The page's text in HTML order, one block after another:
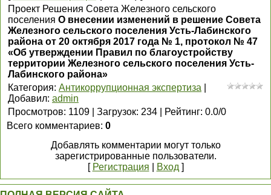
Проект Решения Совета Железного сельского
поселения О внесении изменений в решение Совета
Железного сельского поселения Усть-Лабинского
района от 20 октября 2017 года № 1, протокол № 47
«Об утверждении Правил по благоустройству
территории Железного сельского поселения Усть-
Лабинского района»
Категория: Антикоррупционная экспертиза
Добавил: admin
Просмотров: 1109 Загрузок: 234 Рейтинг: 0.0/0
Всего комментариев: 0
Добавлять комментарии могут только
зарегистрированные пользователи.
[ Регистрация Вход ]